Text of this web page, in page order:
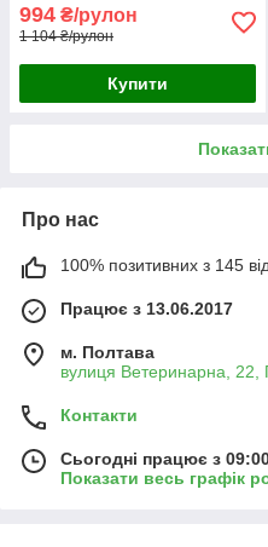
994 ₴/рулон
1 104 ₴/рулон
Купити
Про нас
100% позитивних з 145
Працює з 13.06.2017
м. Полтава
вулиця Ветеринарна, 22,
Контакти
Сьогодні працює з
Показати весь графік